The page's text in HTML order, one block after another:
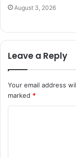
August 3, 2026
Leave a Reply
Your email address
marked *